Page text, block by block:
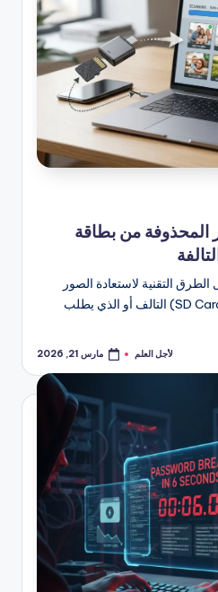
المحذوفة من بطاقة
التقنية لاستعادة الصور
والملفات من كرت الذاكرة (SD Card) التالف أو الذي يطلب
تمّ
لأجل العلم مارس 21, 2026